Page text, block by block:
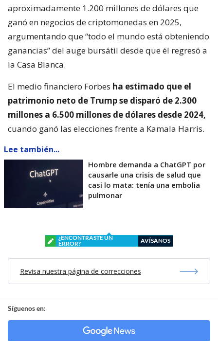
aproximadamente 1.200 millones de dólares que
ganó en negocios de criptomonedas en 2025,
argumentando que “todo el mundo está obteniendo
ganancias” del auge bursátil desde que él regresó a
la Casa Blanca.
El medio financiero Forbes ha estimado que el
patrimonio neto de Trump se disparó de 2.300
millones a 6.500 millones de dólares desde 2024,
cuando ganó las elecciones frente a Kamala Harris.
Lee también...
Hombre demanda a ChatGPT por
causarle una crisis de salud que
casi lo mata: tenía una embolia
pulmonar
¿ENCONTRASTE UN
ERROR?
AVÍSANOS
Revisa nuestra página de correcciones
Síguenos en: